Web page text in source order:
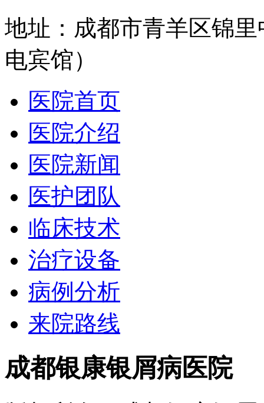
地址：成都市青羊区锦
电宾馆）
医院首页
医院介绍
医院新闻
医护团队
临床技术
治疗设备
病例分析
来院路线
成都银康银屑病医院